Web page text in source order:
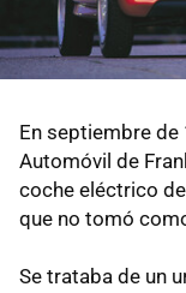
En septiembre de
Automóvil de
coche eléctrico
que no tomó
Se trataba de un